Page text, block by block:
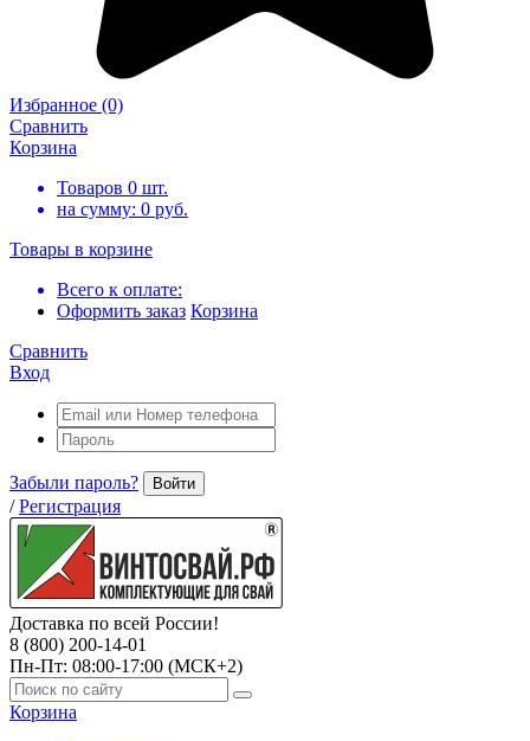
Избранное (0)
Сравнить
Корзина
Товаров 0 шт.
на сумму: 0 руб.
Товары в корзине
Всего к оплате:
Оформить заказ Корзина
Сравнить
Вход
Забыли пароль? Войти
/ Регистрация
Доставка по всей России!
8 (800) 200-14-01
Пн-Пт: 08:00-17:00 (МСК+2)
Корзина